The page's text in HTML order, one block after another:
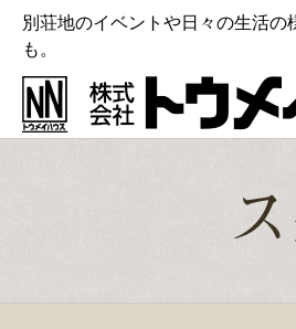
別荘地のイベントや日々の生活
も。